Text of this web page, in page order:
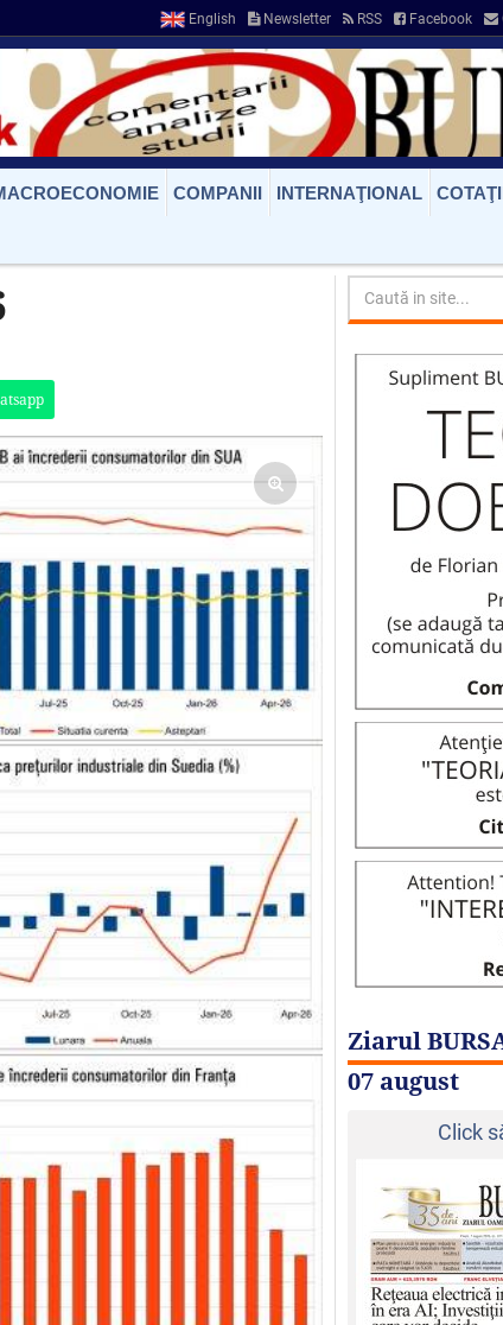
English Newsletter RSS Facebook
COMPANII INTERNAŢIONAL
Ziarul
07 august
Click